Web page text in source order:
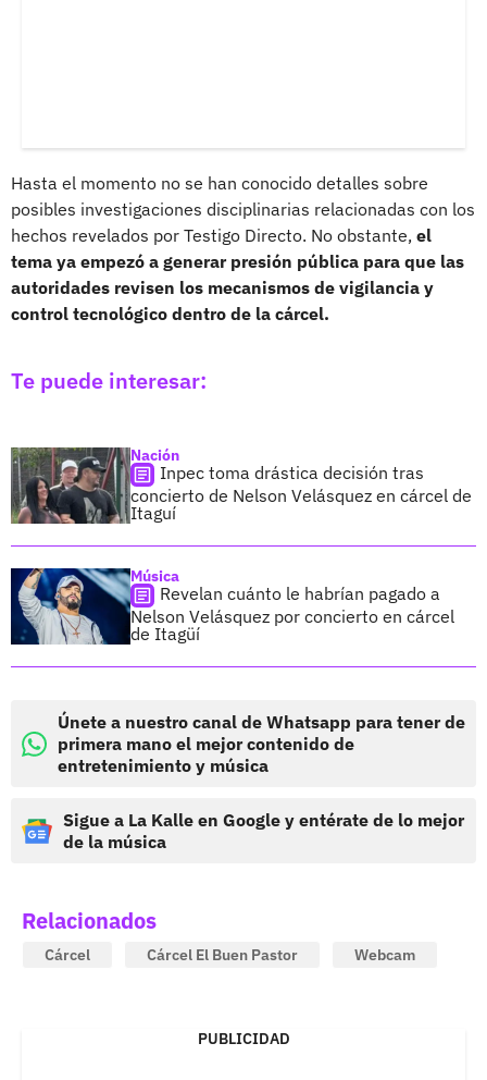
Hasta el momento no se han conocido detalles sobre
posibles investigaciones disciplinarias relacionadas con los
hechos revelados por Testigo Directo. No obstante, el
tema ya empezó a generar presión pública para que las
autoridades revisen los mecanismos de vigilancia y
control tecnológico dentro de la cárcel.
Te puede interesar:
Nación
Inpec toma drástica decisión tras
concierto de Nelson Velásquez en cárcel de
Itaguí
Música
Revelan cuánto le habrían pagado a
Nelson Velásquez por concierto en cárcel
de Itagüí
Únete a nuestro canal de Whatsapp para tener de
primera mano el mejor contenido de
entretenimiento y música
Sigue a La Kalle en Google y entérate de lo mejor
de la música
Relacionados
Cárcel Cárcel El Buen Pastor Webcam
PUBLICIDAD